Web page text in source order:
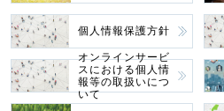
個人情報保護方針
オンラインサービ
スにおける個人情
報等の取扱いにつ
いて